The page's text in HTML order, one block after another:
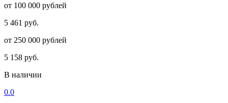
от 100 000 рублей
5 461 руб.
от 250 000 рублей
5 158 руб.
В наличии
0.0